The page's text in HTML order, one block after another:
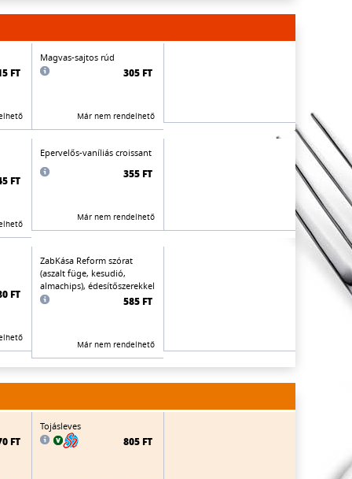
FT
Magvas-sajtos rúd
305 FT
Már nem rendelhető
FT
Epervelős-vaníliás croissant
355 FT
Már nem rendelhető
FT
ZabKása Reform szórat
(aszalt füge, kesudió,
almachips), édesítőszerekkel
585 FT
Már nem rendelhető
FT
Tojásleves
805 FT